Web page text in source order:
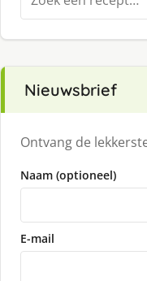
naar:
Nieuwsbrief
Ontvang de
Naam (optioneel)
E-mail